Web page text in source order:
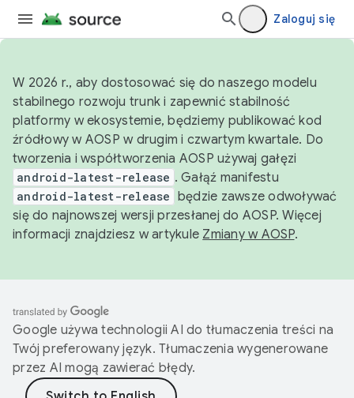
Zaloguj się
W 2026 r., aby dostosować się do naszego modelu
stabilnego rozwoju trunk i zapewnić stabilność
platformy w ekosystemie, będziemy publikować kod
źródłowy w AOSP w drugim i czwartym kwartale. Do
tworzenia i współtworzenia AOSP używaj gałęzi
android-latest-release . Gałąź manifestu
android-latest-release będzie zawsze odwoływać
się do najnowszej wersji przesłanej do AOSP. Więcej
informacji znajdziesz w artykule Zmiany w AOSP.
Google używa technologii AI do tłumaczenia treści na
Twój preferowany język. Tłumaczenia wygenerowane
przez AI mogą zawierać błędy.